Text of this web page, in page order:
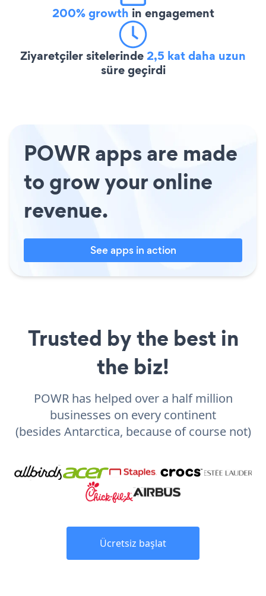
200% growth in engagement
Ziyaretçiler sitelerinde2,5 kat daha uzun
süre geçirdi
POWR apps are made
to grow your online
revenue.
See apps in action
Trusted by the best in
the biz!
POWR has helped over a half million
businesses on every continent
(besides Antarctica, because of course not)
Ücretsiz başlat